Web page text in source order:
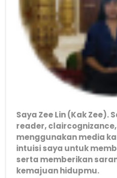
Saya Zee Lin (Kak Zee).
reader,
menggunakan media
intuisi saya untuk
serta memberikan
kemajuan hidupmu.